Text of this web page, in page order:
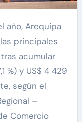
principales
acumular
%) y US$ 4 429
según el
–
Comercio